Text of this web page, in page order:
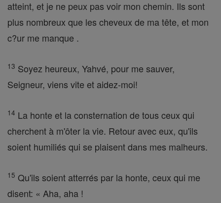
atteint, et je ne peux pas voir mon chemin. Ils sont
plus nombreux que les cheveux de ma tête, et mon
c?ur me manque .
13 Soyez heureux, Yahvé, pour me sauver,
Seigneur, viens vite et aidez-moi!
14 La honte et la consternation de tous ceux qui
cherchent à m'ôter la vie. Retour avec eux, qu'ils
soient humiliés qui se plaisent dans mes malheurs.
15 Qu'ils soient atterrés par la honte, ceux qui me
disent: « Aha, aha !